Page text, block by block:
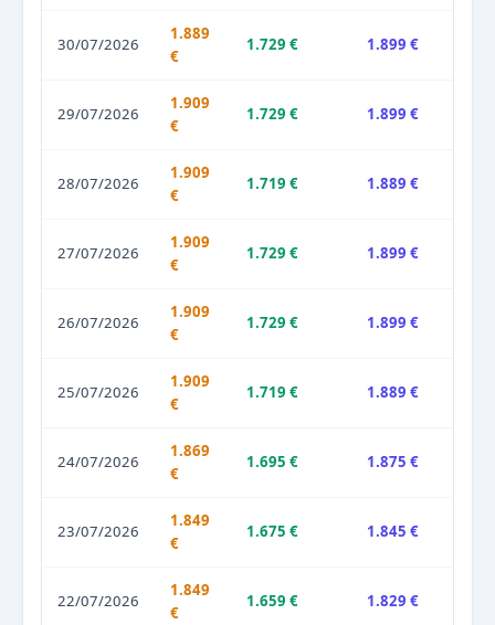
30/07/2026
1.889
€
1.729 € 1.899 €
29/07/2026
1.909
€
1.729 € 1.899 €
28/07/2026
1.909
€
1.719 € 1.889 €
27/07/2026
1.909
€
1.729 € 1.899 €
26/07/2026
1.909
€
1.729 € 1.899 €
25/07/2026
1.909
€
1.719 € 1.889 €
24/07/2026
1.869
€
1.695 € 1.875 €
23/07/2026
1.849
€
1.675 € 1.845 €
22/07/2026
1.849
€
1.659 € 1.829 €